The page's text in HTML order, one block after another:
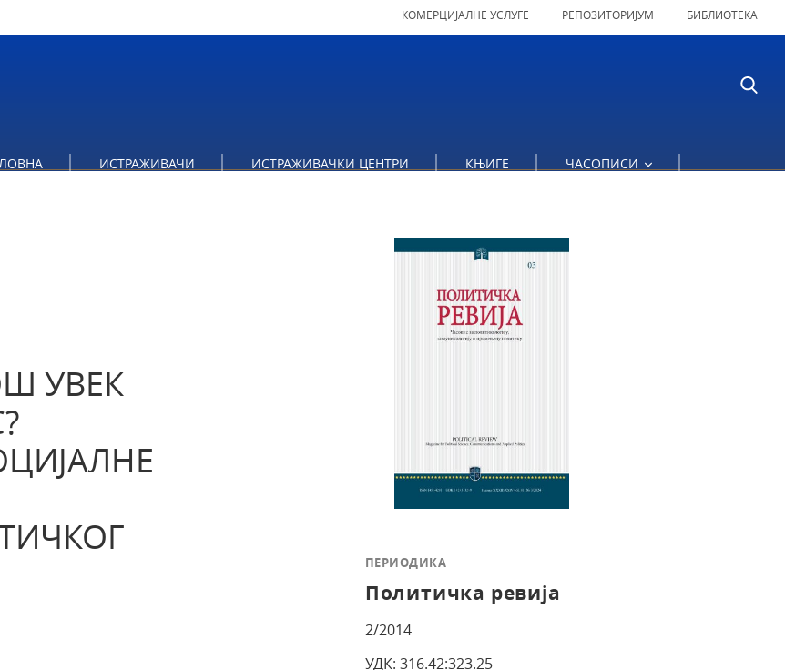
КОМЕРЦИЈАЛНЕ УСЛУГЕ РЕПОЗИТОРИЈУМ БИБЛИОТЕКА
ИСТРАЖИВАЧИ ИСТРАЖИВАЧКИ ЦЕНТРИ КЊИГЕ ЧАСОПИСИ
СТРАТЕГИЈА СОЦИЈАЛНЕ ПРОМЕНЕ И ТАКТИКА ПРЕОКРЕТАЊА ЛЕГАЛИСТИЧКОГ АРГУМЕНТА
УВЕК
ПЕРИОДИКА
Политичка ревија
2/2014
УДК: 316.42:323.25